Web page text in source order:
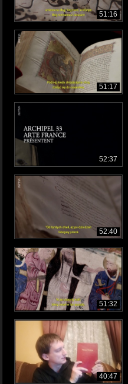
51:16
51:17
52:37
52:40
51:32
40:47